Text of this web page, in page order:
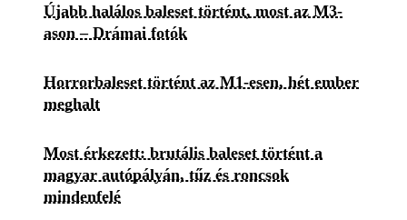
Újabb halálos baleset történt, most az M3-
ason – Drámai fotók
Horrorbaleset történt az M1-esen, hét ember
meghalt
Most érkezett: brutális baleset történt a
magyar autópályán, tűz és roncsok
mindenfelé